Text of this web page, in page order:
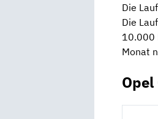
Die
Die
10.000
Monat